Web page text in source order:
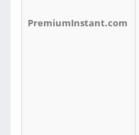
PremiumInstant.com